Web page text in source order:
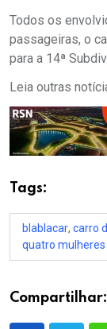
Todos os
passageiras, o
para a 14ª
Leia outras
Tags:
blablacar, carro
quatro mulheres
Compartilhar: